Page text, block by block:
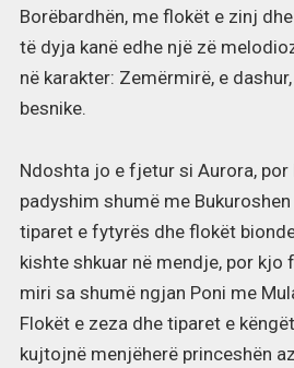
Borëbardhën, me flokët e zinj
të dyja kanë edhe një zë
në karakter: Zemërmirë, e
besnike.
Ndoshta jo e fjetur si Aurora, por
padyshim shumë me
tiparet e fytyrës dhe flokët
kishte shkuar në mendje, por
miri sa shumë ngjan Poni me
Flokët e zeza dhe tiparet e
kujtojnë menjëherë princeshën